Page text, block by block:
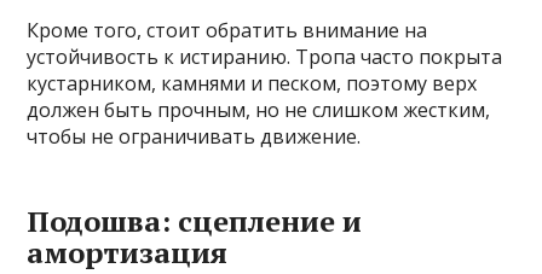
Кроме того, стоит обратить внимание на
устойчивость к истиранию. Тропа часто покрыта
кустарником, камнями и песком, поэтому верх
должен быть прочным, но не слишком жестким,
чтобы не ограничивать движение.
Подошва: сцепление и
амортизация